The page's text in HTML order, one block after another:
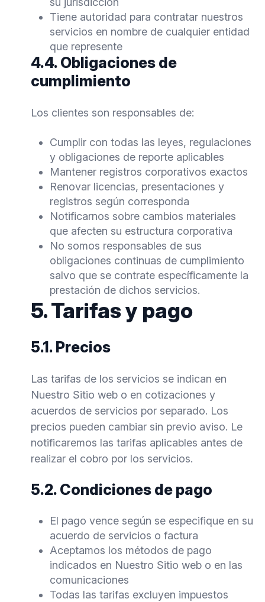
Tiene autoridad para contratar nuestros
servicios en nombre de cualquier entidad
que represente
4.4. Obligaciones de
cumplimiento
Los clientes son responsables de:
Cumplir con todas las leyes, regulaciones
y obligaciones de reporte aplicables
Mantener registros corporativos exactos
Renovar licencias, presentaciones y
registros según corresponda
Notificarnos sobre cambios materiales
que afecten su estructura corporativa
No somos responsables de sus
obligaciones continuas de cumplimiento
salvo que se contrate específicamente la
prestación de dichos servicios.
5. Tarifas y pago
5.1. Precios
Las tarifas de los servicios se indican en
Nuestro Sitio web o en cotizaciones y
acuerdos de servicios por separado. Los
precios pueden cambiar sin previo aviso. Le
notificaremos las tarifas aplicables antes de
realizar el cobro por los servicios.
5.2. Condiciones de pago
El pago vence según se especifique en su
acuerdo de servicios o factura
Aceptamos los métodos de pago
indicados en Nuestro Sitio web o en las
comunicaciones
Todas las tarifas excluyen impuestos